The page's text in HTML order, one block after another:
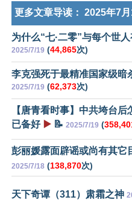
更多文章导读： 2025年7月
为什么“七·二零”与每个世
2025/7/19 (44,865次)
李克强死于最精准国家级暗
2025/7/19 (62,373次)
【唐青看时事】中共垮台后
已备好 ▶️ 📝 2025/7/19 (
彭丽媛露面辟谣或尚有其它
2025/7/18 (138,870次)
天下奇谭（311）肃霜之神